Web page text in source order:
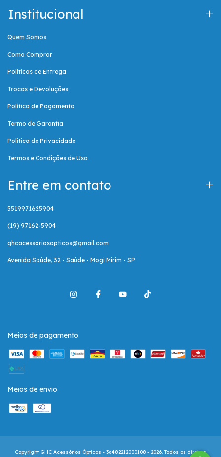
Institucional
Quem Somos
Como Comprar
Políticas de Entrega
Trocas e Devoluções
Política de Pagamento
Termo de Garantia
Política de Privacidade
Termos e Condições de Uso
Entre em contato
5519971625904
(19) 97162-5904
ghcacessoriosopticos@gmail.com
Avenida Saúde, 32 - Saúde - Mogi Mirim - SP
Meios de pagamento
Meios de envio
Copyright GHC Acessórios Ópticos - 36482212000108 - 2026. Todos os direitos